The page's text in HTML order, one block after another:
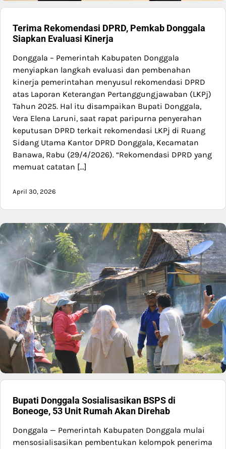
Terima Rekomendasi DPRD, Pemkab Donggala
Siapkan Evaluasi Kinerja
Donggala – Pemerintah Kabupaten Donggala
menyiapkan langkah evaluasi dan pembenahan
kinerja pemerintahan menyusul rekomendasi DPRD
atas Laporan Keterangan Pertanggungjawaban (LKPj)
Tahun 2025. Hal itu disampaikan Bupati Donggala,
Vera Elena Laruni, saat rapat paripurna penyerahan
keputusan DPRD terkait rekomendasi LKPj di Ruang
Sidang Utama Kantor DPRD Donggala, Kecamatan
Banawa, Rabu (29/4/2026). “Rekomendasi DPRD yang
memuat catatan […]
April 30, 2026
Bupati Donggala Sosialisasikan BSPS di
Boneoge, 53 Unit Rumah Akan Direhab
Donggala — Pemerintah Kabupaten Donggala mulai
mensosialisasikan pembentukan kelompok penerima